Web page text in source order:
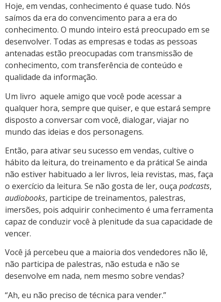
Hoje, em vendas, conhecimento é quase tudo. Nós
saímos da era do convencimento para a era do
conhecimento. O mundo inteiro está preocupado em se
desenvolver. Todas as empresas e todas as pessoas
antenadas estão preocupadas com transmissão de
conhecimento, com transferência de conteúdo e
qualidade da informação.
Um livro aquele amigo que você pode acessar a
qualquer hora, sempre que quiser, e que estará sempre
disposto a conversar com você, dialogar, viajar no
mundo das ideias e dos personagens.
Então, para ativar seu sucesso em vendas, cultive o
hábito da leitura, do treinamento e da prática! Se ainda
não estiver habituado a ler livros, leia revistas, mas, faça
o exercício da leitura. Se não gosta de ler, ouça podcasts,
audiobooks, participe de treinamentos, palestras,
imersões, pois adquirir conhecimento é uma ferramenta
capaz de conduzir você à plenitude da sua capacidade de
vencer.
Você já percebeu que a maioria dos vendedores não lê,
não participa de palestras, não estuda e não se
desenvolve em nada, nem mesmo sobre vendas?
“Ah, eu não preciso de técnica para vender.”